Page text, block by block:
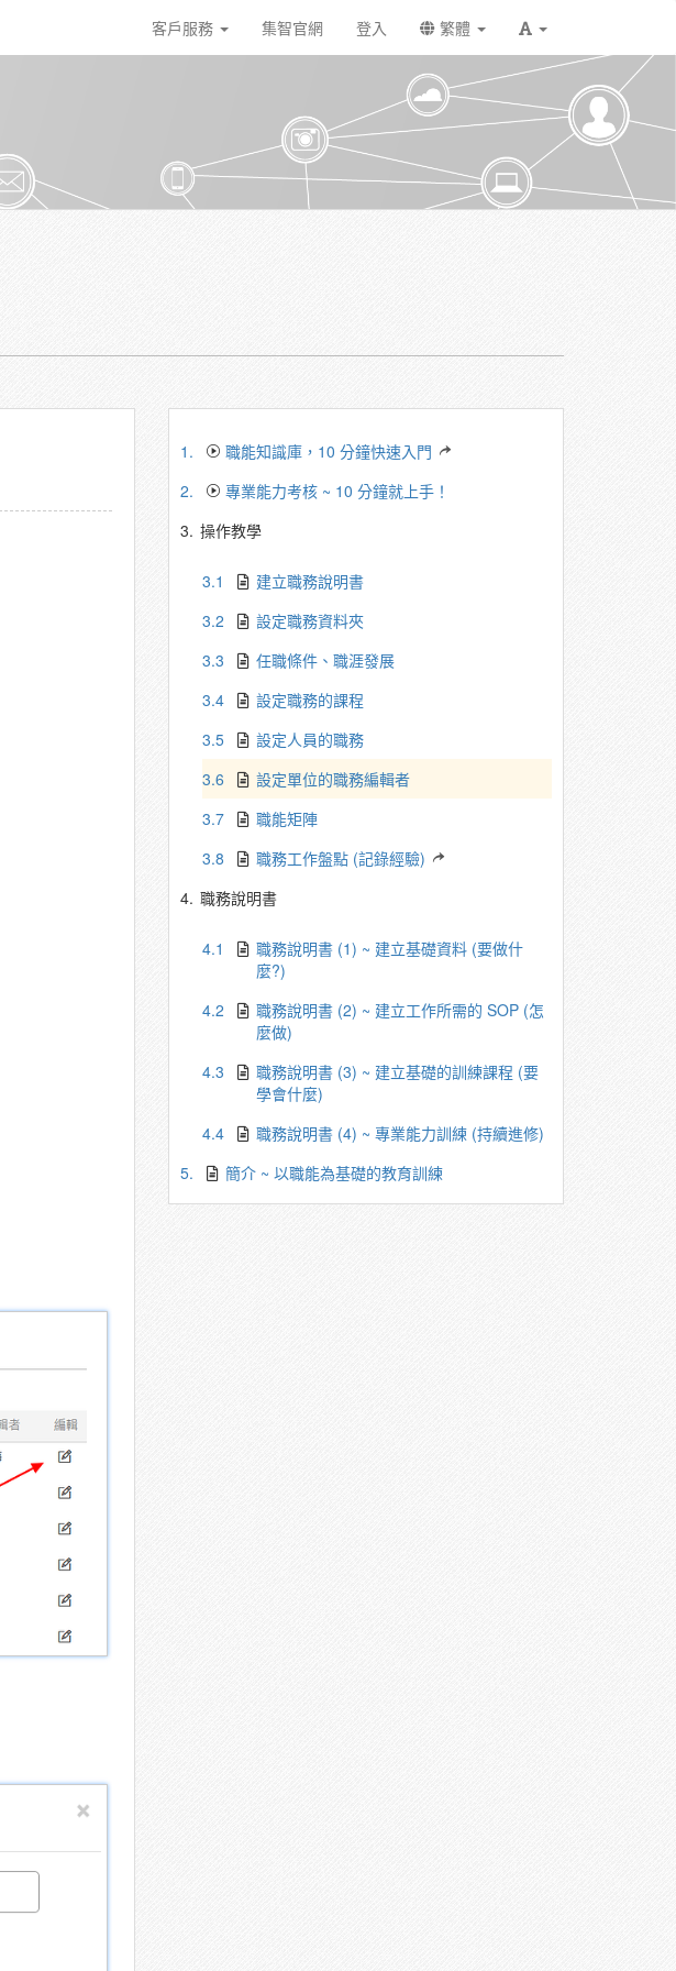
客戶服務 集智官網 登入 繁體
1.
職能知識庫，10 分鐘快速入門
2.
專業能力考核 ~ 10 分鐘就上手！
3. 操作教學
3.1
建立職務說明書
3.2
設定職務資料夾
3.3
任職條件、職涯發展
3.4
設定職務的課程
3.5
設定人員的職務
3.6
設定單位的職務編輯者
3.7
職能矩陣
3.8
職務工作盤點 (記錄經驗)
4. 職務說明書
4.1
職務說明書 (1) ~ 建立基礎資料 (要做什
麼?)
4.2
職務說明書 (2) ~ 建立工作所需的 SOP (怎
麼做)
4.3
職務說明書 (3) ~ 建立基礎的訓練課程 (要
學會什麼)
4.4
職務說明書 (4) ~ 專業能力訓練 (持續進修)
5.
簡介 ~ 以職能為基礎的教育訓練